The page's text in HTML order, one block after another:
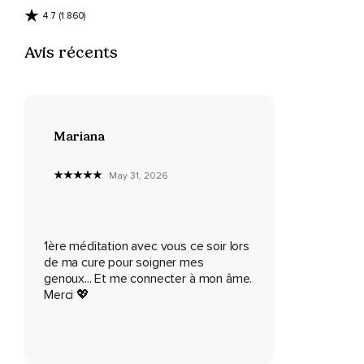
Encore,
5 et expirez 2,
Repos.
4.7 (1 860)
Avis récents
Mariana
May 31, 2026
1ère méditation avec vous ce soir lors
de ma cure pour soigner mes
genoux... Et me connecter à mon âme.
Merci 💖